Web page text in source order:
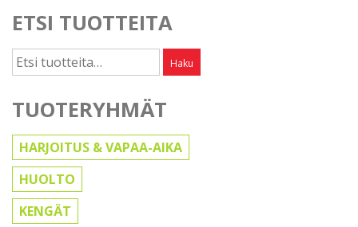
ETSI TUOTTEITA
Etsi: Haku
TUOTERYHMÄT
HARJOITUS & VAPAA-AIKA
HUOLTO
KENGÄT